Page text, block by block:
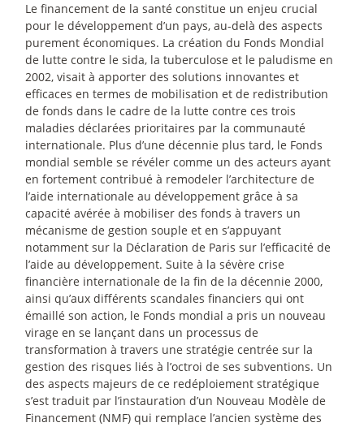
Le financement de la santé constitue un enjeu crucial
pour le développement d’un pays, au-delà des aspects
purement économiques. La création du Fonds Mondial
de lutte contre le sida, la tuberculose et le paludisme en
2002, visait à apporter des solutions innovantes et
efficaces en termes de mobilisation et de redistribution
de fonds dans le cadre de la lutte contre ces trois
maladies déclarées prioritaires par la communauté
internationale. Plus d’une décennie plus tard, le Fonds
mondial semble se révéler comme un des acteurs ayant
en fortement contribué à remodeler l’architecture de
l’aide internationale au développement grâce à sa
capacité avérée à mobiliser des fonds à travers un
mécanisme de gestion souple et en s’appuyant
notamment sur la Déclaration de Paris sur l’efficacité de
l’aide au développement. Suite à la sévère crise
financière internationale de la fin de la décennie 2000,
ainsi qu’aux différents scandales financiers qui ont
émaillé son action, le Fonds mondial a pris un nouveau
virage en se lançant dans un processus de
transformation à travers une stratégie centrée sur la
gestion des risques liés à l’octroi de ses subventions. Un
des aspects majeurs de ce redéploiement stratégique
s’est traduit par l’instauration d’un Nouveau Modèle de
Financement (NMF) qui remplace l’ancien système des